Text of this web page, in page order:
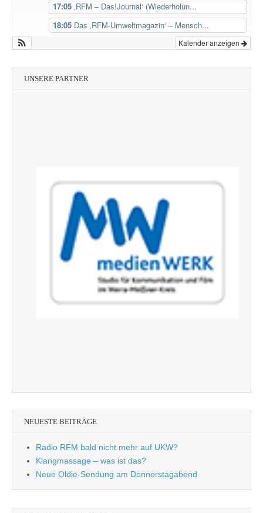
17:05 ‚RFM – Das!Journal‘ (Wiederholun...
18:05 Das ‚RFM-Umweltmagazin‘ – Mensch...
Kalender anzeigen
UNSERE PARTNER
NEUESTE BEITRÄGE
Radio RFM bald nicht mehr auf UKW?
Klangmassage – was ist das?
Neue Oldie-Sendung am Donnerstagabend